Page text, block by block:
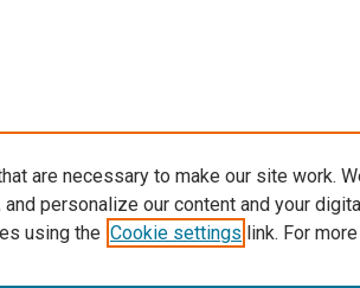
are necessary to make our site work.
personalize our content and your
using the Cookie settings link. For